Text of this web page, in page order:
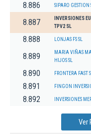
8.886 SIPARO GESTION
8.887
INVERSIONES
TPV2 SL
8.888 LONJAS FS SL
8.889
MARIA VIÑAS
HIJOS SL
8.890 FRONTERA FAST SL
8.891 FINGON
8.892 INVERSIONES
Ver